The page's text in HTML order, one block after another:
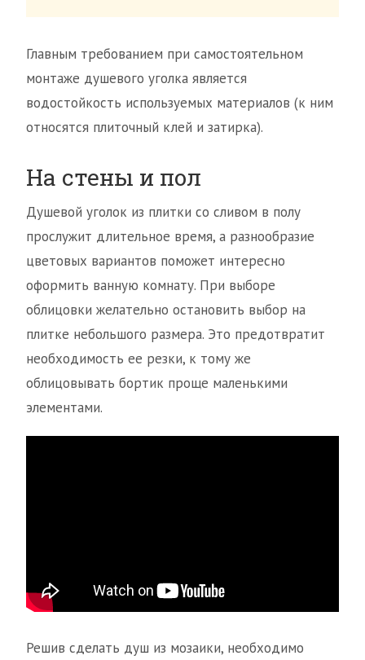
Главным требованием при самостоятельном
монтаже душевого уголка является
водостойкость используемых материалов (к ним
относятся плиточный клей и затирка).
На стены и пол
Душевой уголок из плитки со сливом в полу
прослужит длительное время, а разнообразие
цветовых вариантов поможет интересно
оформить ванную комнату. При выборе
облицовки желательно остановить выбор на
плитке небольшого размера. Это предотвратит
необходимость ее резки, к тому же
облицовывать бортик проще маленькими
элементами.
Решив сделать душ из мозаики, необходимо